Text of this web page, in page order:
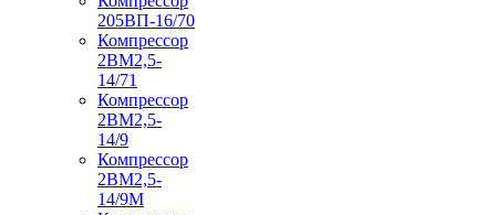
205ВП-16/70
Компрессор
2ВМ2,5-
14/71
Компрессор
2ВМ2,5-
14/9
Компрессор
2ВМ2,5-
14/9М